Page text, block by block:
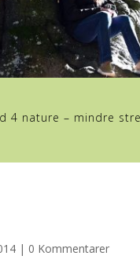
4 nature – mindre
| 0 Kommentarer